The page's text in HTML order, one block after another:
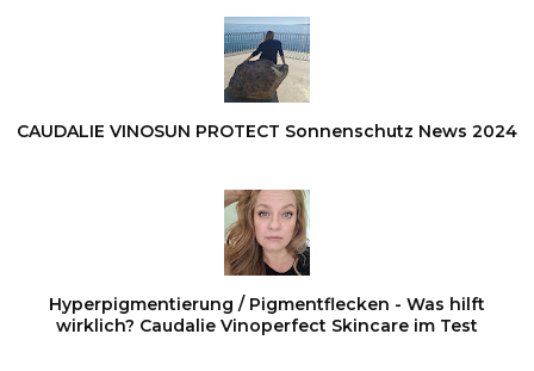
CAUDALIE VINOSUN PROTECT Sonnenschutz News 2024
Hyperpigmentierung / Pigmentflecken - Was hilft
wirklich? Caudalie Vinoperfect Skincare im Test